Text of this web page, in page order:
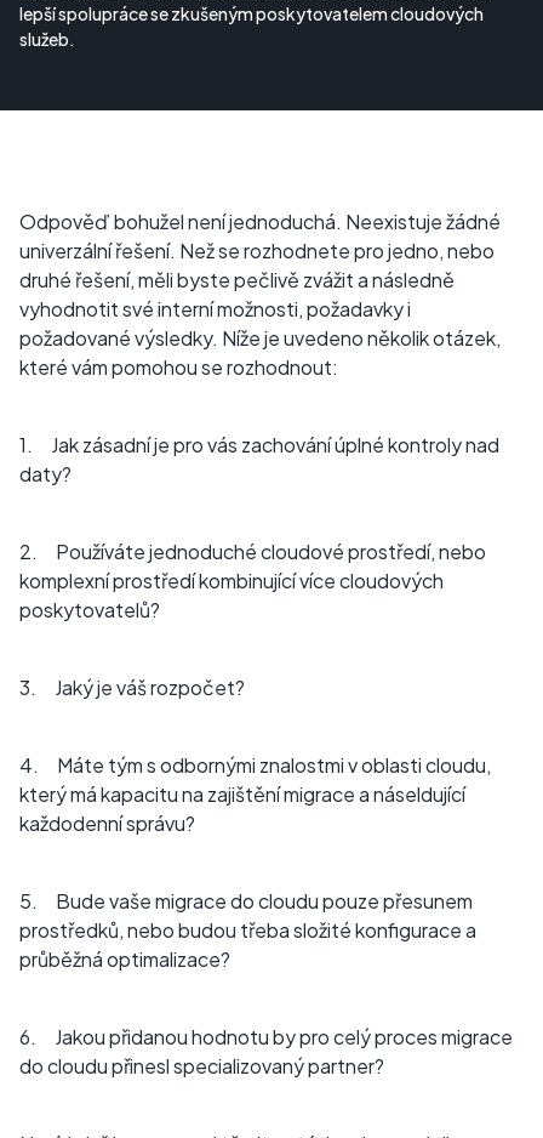
lepší spolupráce se zkušeným poskytovatelem cloudových
služeb.
Odpověď bohužel není jednoduchá. Neexistuje žádné
univerzální řešení. Než se rozhodnete pro jedno, nebo
druhé řešení, měli byste pečlivě zvážit a následně
vyhodnotit své interní možnosti, požadavky i
požadované výsledky. Níže je uvedeno několik otázek,
které vám pomohou se rozhodnout:
1. Jak zásadní je pro vás zachování úplné kontroly nad
daty?
2. Používáte jednoduché cloudové prostředí, nebo
komplexní prostředí kombinující více cloudových
poskytovatelů?
3. Jaký je váš rozpočet?
4. Máte tým s odbornými znalostmi v oblasti cloudu,
který má kapacitu na zajištění migrace a náseldující
každodenní správu?
5. Bude vaše migrace do cloudu pouze přesunem
prostředků, nebo budou třeba složité konfigurace a
průběžná optimalizace?
6. Jakou přidanou hodnotu by pro celý proces migrace
do cloudu přinesl specializovaný partner?